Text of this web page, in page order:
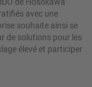
avec une
souhaite ainsi se
de solutions pour les
élevé et participer